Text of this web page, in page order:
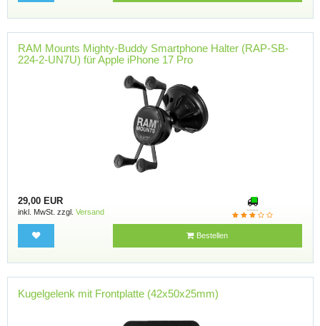
RAM Mounts Mighty-Buddy Smartphone Halter (RAP-SB-
224-2-UN7U) für Apple iPhone 17 Pro
29,00 EUR
inkl. MwSt. zzgl. Versand
Bestellen
Kugelgelenk mit Frontplatte (42x50x25mm)